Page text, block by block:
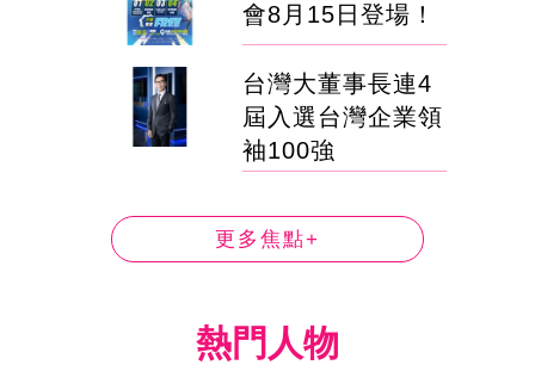
會8月15日登場！
台灣大董事長連4
屆入選台灣企業領
袖100強
更多焦點+
熱門人物